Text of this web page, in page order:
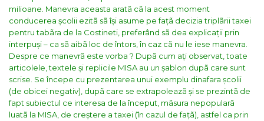
milioane. Manevra aceasta aratã cã la acest moment
conducerea școlii ezitã sã își asume pe fațã decizia triplãrii taxei
pentru tabãra de la Costineti, preferând sã dea explicații prin
interpuși – ca sã aibã loc de întors, în caz cã nu le iese manevra.
Despre ce manevrã este vorba ? Dupã cum ați observat, toate
articolele, textele și replicile MISA au un șablon dupã care sunt
scrise. Se începe cu prezentarea unui exemplu dinafara școlii
(de obicei negativ), dupã care se extrapoleazã și se prezintã de
fapt subiectul ce interesa de la început, mãsura nepopularã
luatã la MISA, de creștere a taxei (în cazul de fațã), astfel ca prin